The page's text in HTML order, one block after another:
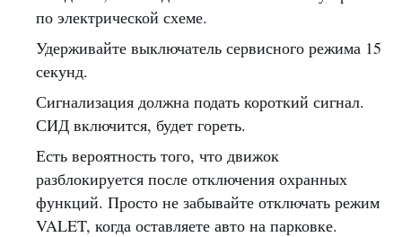
по электрической схеме.
Удерживайте выключатель сервисного режима 15
секунд.
Сигнализация должна подать короткий сигнал.
СИД включится, будет гореть.
Есть вероятность того, что движок
разблокируется после отключения охранных
функций. Просто не забывайте отключать режим
VALET, когда оставляете авто на парковке.